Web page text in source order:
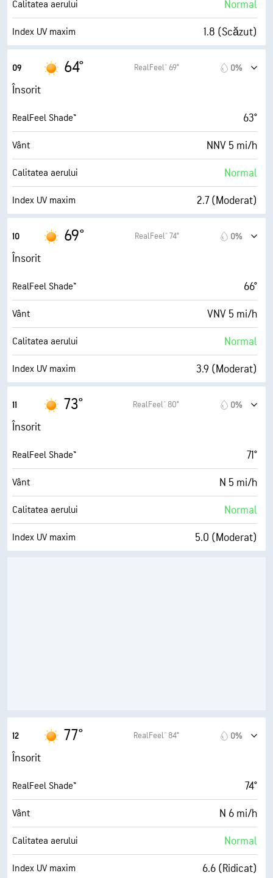
Vizibilitate 10 mi
Calitatea aerului Normal
Index UV maxim 1.8 (Scăzut)
Umiditate
Punct de rouă 50° F
AccuLumen Brightness Index™ 10 (F. însorit)
Nori 0%
Vizibilitate 10 mi
09 64° RealFeel® 69° 0%
Însorit
RealFeel Shade™ 63°
Vânt NNV 5 mi/h
Calitatea aerului Normal
Index UV maxim 2.7 (Moderat)
Umiditate
Punct de rouă 51° F
AccuLumen Brightness Index™ 10 (F. însorit)
Nori 0%
Vizibilitate 10 mi
10 69° RealFeel® 74° 0%
Însorit
RealFeel Shade™ 66°
Vânt VNV 5 mi/h
Calitatea aerului Normal
Index UV maxim 3.9 (Moderat)
Umiditate
Punct de rouă 52° F
AccuLumen Brightness Index™ 10 (F. însorit)
Nori 0%
Vizibilitate 10 mi
11 73° RealFeel® 80° 0%
Însorit
RealFeel Shade™ 71°
Vânt N 5 mi/h
Calitatea aerului Normal
Index UV maxim 5.0 (Moderat)
Plafon de nori 30000 ft
12 77° RealFeel® 84° 0%
Însorit
RealFeel Shade™ 74°
Vânt N 6 mi/h
Calitatea aerului Normal
Index UV maxim 6.6 (Ridicat)